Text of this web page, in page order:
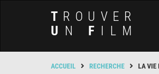
T ROUVER
U N F ILM
ACCUEIL RECHERCHE LA VIE